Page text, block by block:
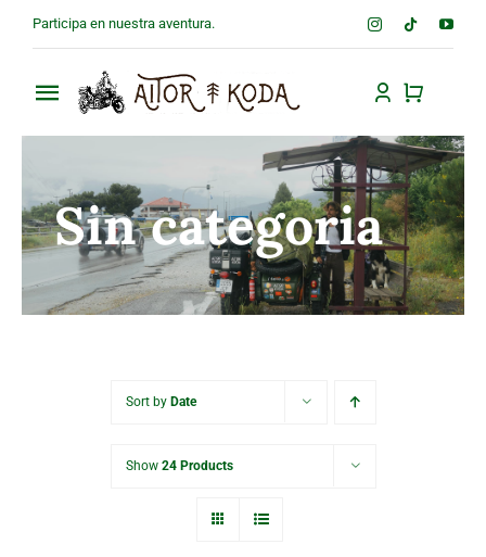
SaltarParticipa en nuestra aventura.
Toggle
Navigation
Tienda
Sobre nosotros
Sin categoria
Sort by Date
Show 24 Products